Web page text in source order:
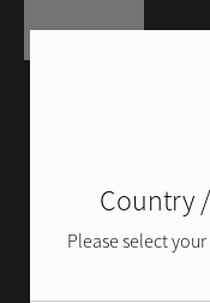
Country
Please select